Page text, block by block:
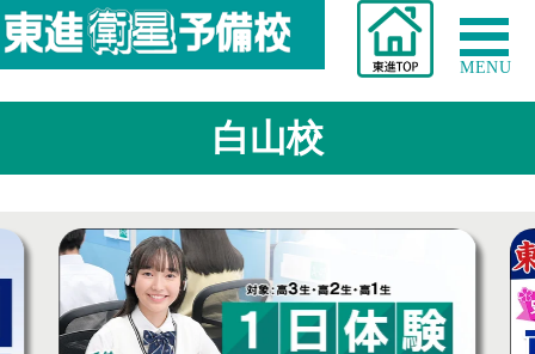
MENU
白山校